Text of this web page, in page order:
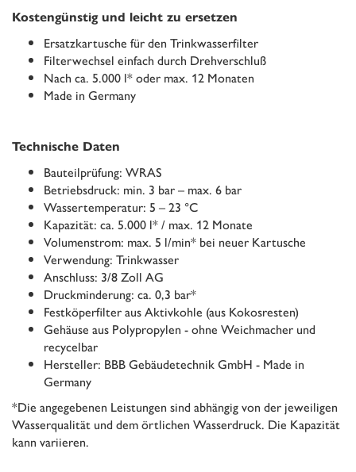
Kostengünstig und leicht zu ersetzen
Ersatzkartusche für den Trinkwasserfilter
Filterwechsel einfach durch Drehverschluß
Nach ca. 5.000 l* oder max. 12 Monaten
Made in Germany
Technische Daten
Bauteilprüfung: WRAS
Betriebsdruck: min. 3 bar – max. 6 bar
Wassertemperatur: 5 – 23 °C
Kapazität: ca. 5.000 l* / max. 12 Monate
Volumenstrom: max. 5 l/min* bei neuer Kartusche
Verwendung: Trinkwasser
Anschluss: 3/8 Zoll AG
Druckminderung: ca. 0,3 bar*
Festköperfilter aus Aktivkohle (aus Kokosresten)
Gehäuse aus Polypropylen - ohne Weichmacher und
recycelbar
Hersteller: BBB Gebäudetechnik GmbH - Made in
Germany
*Die angegebenen Leistungen sind abhängig von der jeweiligen
Wasserqualität und dem örtlichen Wasserdruck. Die Kapazität
kann variieren.